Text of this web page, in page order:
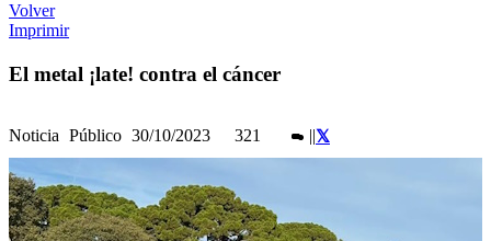
Volver
Imprimir
El metal ¡late! contra el cáncer
Noticia Público 30/10/2023 321